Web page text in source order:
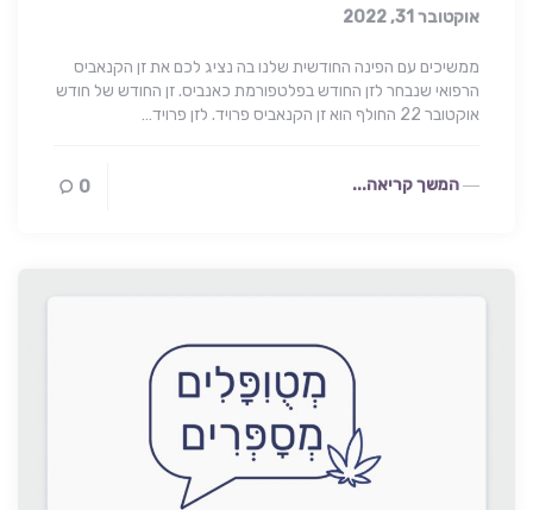
אוקטובר 31, 2022
ממשיכים עם הפינה החודשית שלנו בה נציג לכם את זן הקנאביס
הרפואי שנבחר לזן החודש בפלטפורמת כאנביס. זן החודש של חודש
אוקטובר 22 החולף הוא זן הקנאביס פרויד. לזן פרויד…
המשך קריאה... 0